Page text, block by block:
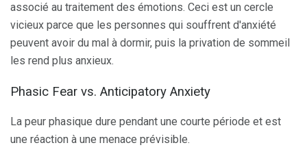
associé au traitement des émotions. Ceci est un cercle
vicieux parce que les personnes qui souffrent d'anxiété
peuvent avoir du mal à dormir, puis la privation de sommeil
les rend plus anxieux.
Phasic Fear vs. Anticipatory Anxiety
La peur phasique dure pendant une courte période et est
une réaction à une menace prévisible.